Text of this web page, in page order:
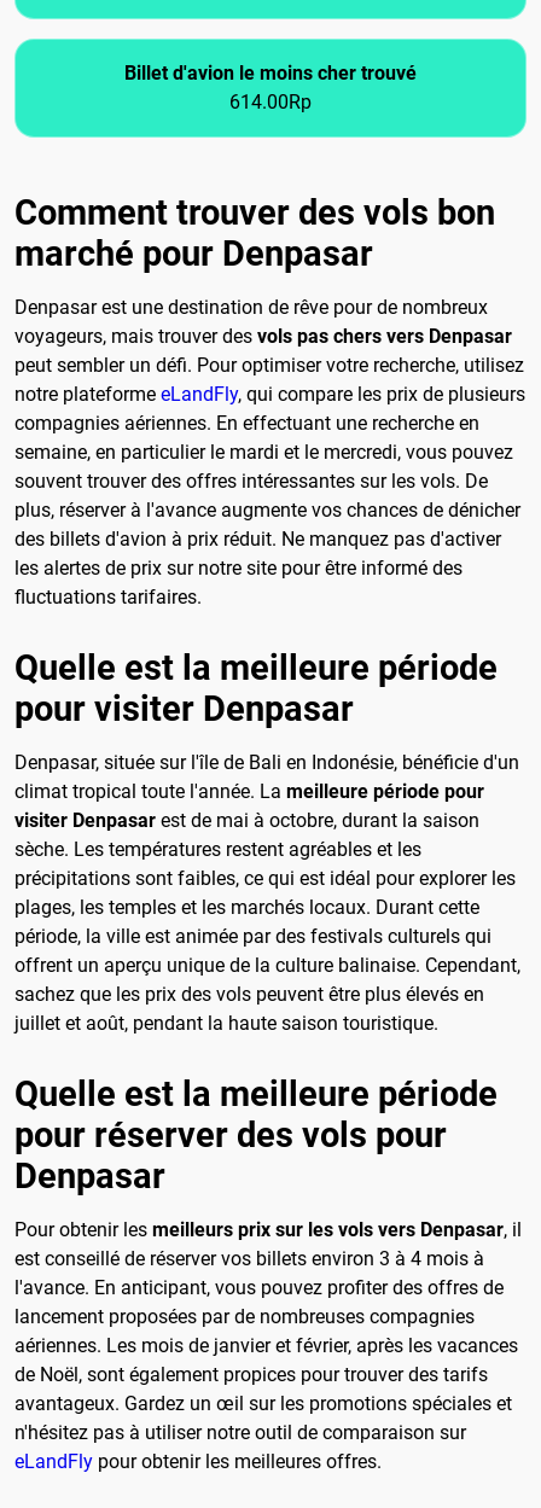
Billet d'avion le moins cher trouvé
614.00Rp
Comment trouver des vols bon
marché pour Denpasar
Denpasar est une destination de rêve pour de nombreux
voyageurs, mais trouver des vols pas chers vers Denpasar
peut sembler un défi. Pour optimiser votre recherche, utilisez
notre plateforme eLandFly, qui compare les prix de plusieurs
compagnies aériennes. En effectuant une recherche en
semaine, en particulier le mardi et le mercredi, vous pouvez
souvent trouver des offres intéressantes sur les vols. De
plus, réserver à l'avance augmente vos chances de dénicher
des billets d'avion à prix réduit. Ne manquez pas d'activer
les alertes de prix sur notre site pour être informé des
fluctuations tarifaires.
Quelle est la meilleure période
pour visiter Denpasar
Denpasar, située sur l'île de Bali en Indonésie, bénéficie d'un
climat tropical toute l'année. La meilleure période pour
visiter Denpasar est de mai à octobre, durant la saison
sèche. Les températures restent agréables et les
précipitations sont faibles, ce qui est idéal pour explorer les
plages, les temples et les marchés locaux. Durant cette
période, la ville est animée par des festivals culturels qui
offrent un aperçu unique de la culture balinaise. Cependant,
sachez que les prix des vols peuvent être plus élevés en
juillet et août, pendant la haute saison touristique.
Quelle est la meilleure période
pour réserver des vols pour
Denpasar
Pour obtenir les meilleurs prix sur les vols vers Denpasar, il
est conseillé de réserver vos billets environ 3 à 4 mois à
l'avance. En anticipant, vous pouvez profiter des offres de
lancement proposées par de nombreuses compagnies
aériennes. Les mois de janvier et février, après les vacances
de Noël, sont également propices pour trouver des tarifs
avantageux. Gardez un œil sur les promotions spéciales et
n'hésitez pas à utiliser notre outil de comparaison sur
eLandFly pour obtenir les meilleures offres.